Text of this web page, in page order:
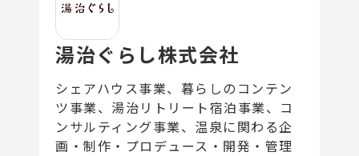
湯治ぐらし株式会社
シェアハウス事業、暮らしのコンテン
ツ事業、湯治リトリート宿泊事業、コ
ンサルティング事業、温泉に関わる企
画・制作・プロデュース・開発・管理